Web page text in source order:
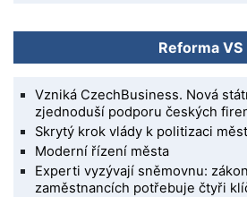
Reforma VS
Vzniká CzechBusiness. Nová
zjednoduší podporu českých
Skrytý krok vlády k politizaci
Moderní řízení města
Experti vyzývají sněmovnu:
zaměstnancích potřebuje čtyři